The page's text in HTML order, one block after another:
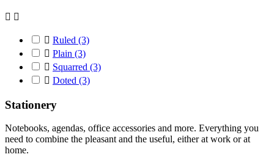
 
 Ruled (3)
 Plain (3)
 Squarred (3)
 Doted (3)
Stationery
Notebooks, agendas, office accessories and more. Everything you
need to combine the pleasant and the useful, either at work or at
home.